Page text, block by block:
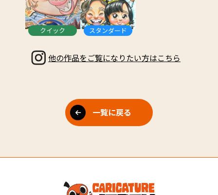
クイック スタンダード
他の作品をご覧になりたい方はこちら
一覧に戻る